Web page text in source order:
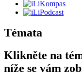
Témata
Klikněte na
níže se vám